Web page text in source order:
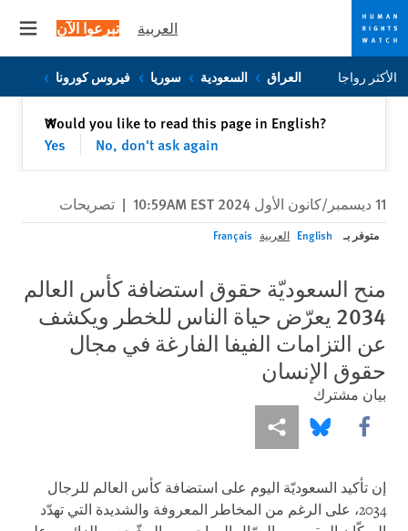
Skip
to
Skip
to
العربية تبرعوا الآن
الأكثر رواجا العراق السعودية سوريا فيروس كورونا
Would you like to read this page in English?
Yes
No, don't ask again
✕إغلاق
11 ديسمبر/كانون الأول 2024 10:59AM EST | تصريحات
متوفر بـ English العربية Français
منح السعوديّة حقوق استضافة كأس العالم
2034 يعرّض حياة الناس للخطر ويكشف
عن التزامات الفيفا الفارغة في مجال
حقوق الإنسان
بيان مشترك
Share this via Facebook
Share this via Bluesky
Share this via مشاركة
إن تأكيد السعوديّة اليوم على استضافة كأس العالم للرجال
2034، على الرغم من المخاطر المعروفة والشديدة التي تهدّد